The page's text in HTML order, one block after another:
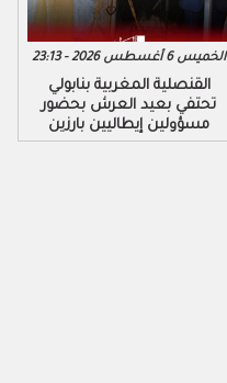
الخميس 6 أغسطس 2026 - 23:13
القنصلية المغربية بنابولي
تحتفي بعيد العرش بحضور
مسؤولين إيطاليين بارزين